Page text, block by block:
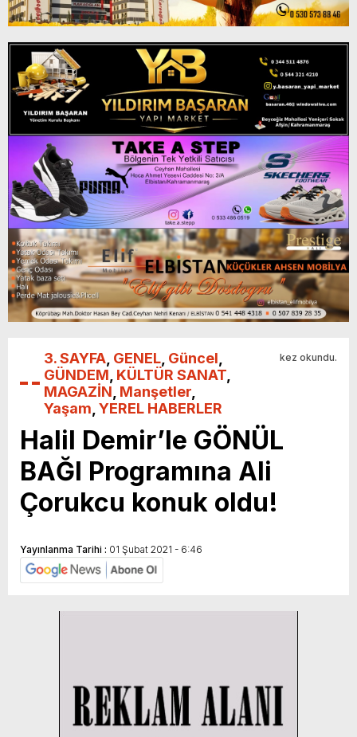
3. SAYFA GENEL Güncel
GÜNDEM KÜLTÜR SANAT
MAGAZİN Manşetler
Yaşam YEREL HABERLER
kez okundu.
Halil Demir’le GÖNÜL
BAĞI Programına Ali
Çorukcu konuk oldu!
Yayınlanma Tarihi : 01 Şubat 2021 - 6:46